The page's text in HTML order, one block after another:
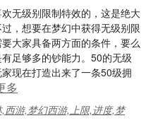
无级别限制特效的，这是绝大
，想要在梦幻中获得无级别限
大家具备两方面的条件，要么
足够多的钞能力。50的无级
现在打造出来了一条50级拥
,西游,梦幻西游,上限,进度,梦